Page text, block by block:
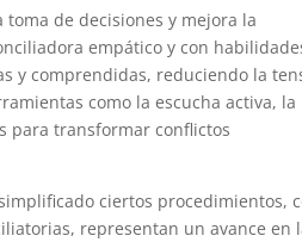
de decisiones y mejora la
empático y con
y comprendidas, reduciendo la
como la escucha activa, la
para transformar conflictos
ciertos procedimientos,
representan un avance en